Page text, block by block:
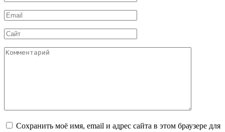
Email
Сайт
Комментарий
Сохранить моё имя, email и адрес сайта в этом браузере для